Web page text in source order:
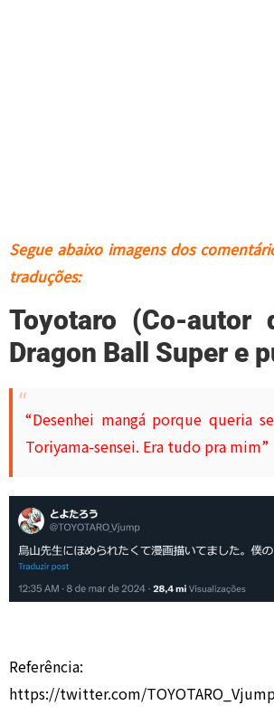
Segue abaixo imagens dos
traduções:
Toyotaro (Co-autor
Dragon Ball Super e
“Desenhei mangá porque queria
Toriyama-sensei. Era tudo pra mim”
Referência:
https://twitter.com/